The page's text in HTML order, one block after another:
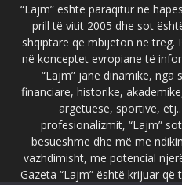
“Lajm” është paraqitur në
prill të vitit 2005 dhe sot
shqiptare që mbijeton në
në konceptet evropiane të
“Lajm” janë dinamike,
financiare, historike,
argëtuese, sportive,
profesionalizmit, “Lajm”
besueshme dhe më me
vazhdimisht, me potencial
Gazeta “Lajm” është krijuar